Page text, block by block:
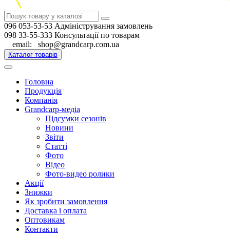
096 053-53-53 Адміністрування замовлень
098 33-55-333 Консультації по товарам
email: shop@grandcarp.com.ua
Каталог товарів
Головна
Продукція
Компанія
Grandcarp-медіа
Підсумки сезонів
Новини
Звіти
Статті
Фото
Відео
Фото-видео ролики
Акції
Знижки
Як зробити замовлення
Доставка і оплата
Оптовикам
Контакти